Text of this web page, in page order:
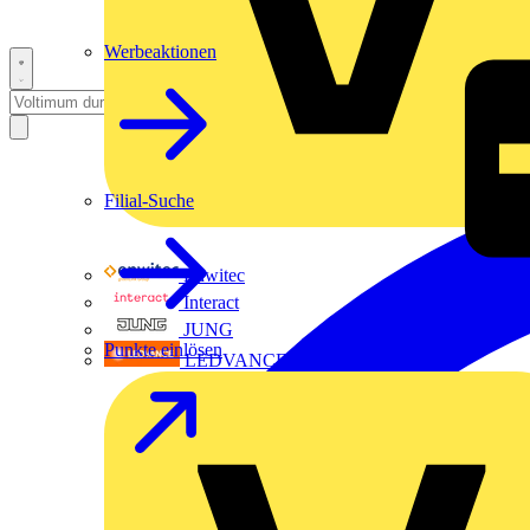
Enwitec
Interact
JUNG
LEDVANCE
Werbeaktionen
Filial-Suche
Punkte einlösen